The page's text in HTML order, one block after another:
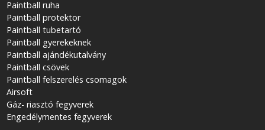
Paintball ruha
Paintball protektor
Paintball tubetartó
Paintball gyerekeknek
Paintball ajándékutalvány
Paintball csövek
Paintball felszerelés csomagok
Airsoft
Gáz- riasztó fegyverek
Engedélymentes fegyverek